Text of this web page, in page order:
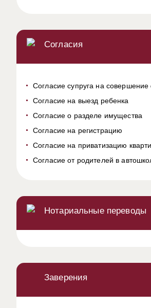
Согласия
Согласие супруга на совершение
Согласие на выезд ребенка
Согласие о разделе имущества
Согласие на регистрацию
Согласие на приватизацию
Согласие от родителей в
Нотариальные переводы
Заверения